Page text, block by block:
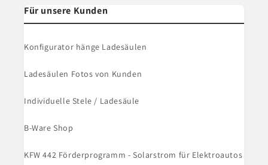
Für unsere Kunden
Konfigurator hänge Ladesäulen
Ladesäulen Fotos von Kunden
Individuelle Stele / Ladesäule
B-Ware Shop
KFW 442 Förderprogramm - Solarstrom für Elektroautos